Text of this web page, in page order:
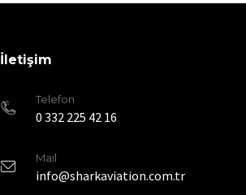
İletişim
Telefon
0 332 225 42 16
Mail
info@sharkaviation.com.tr